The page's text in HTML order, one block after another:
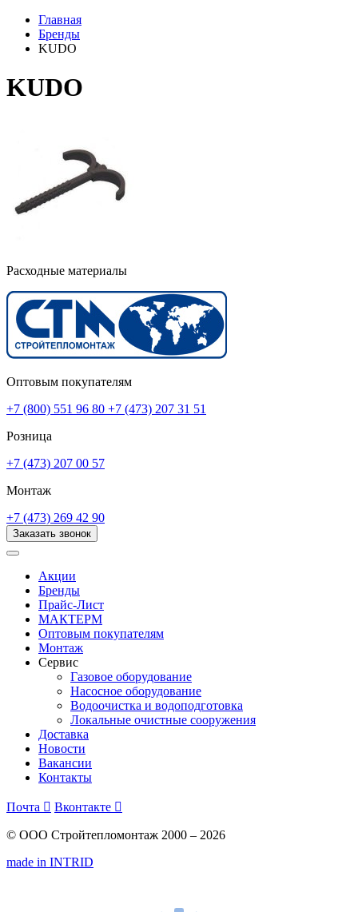
Главная
Бренды
KUDO
KUDO
Расходные материалы
Оптовым покупателям
+7 (800) 551 96 80 +7 (473) 207 31 51
Розница
+7 (473) 207 00 57
Монтаж
+7 (473) 269 42 90
Заказать звонок
Акции
Бренды
Прайс-Лист
МАКТЕРМ
Оптовым покупателям
Монтаж
Сервис
Газовое оборудование
Насосное оборудование
Водоочистка и водоподготовка
Локальные очистные сооружения
Доставка
Новости
Вакансии
Контакты
Почта  Вконтакте 
© ООО Стройтепломонтаж 2000 – 2026
made in INTRID